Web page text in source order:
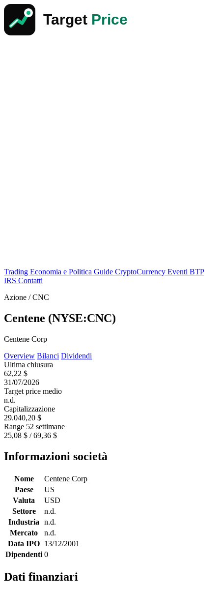
Trading Economia e Politica Guide CryptoCurrency Eventi BTP
IRS Contatti
Azione / CNC
Centene (NYSE:CNC)
Centene Corp
Overview Bilanci Dividendi
Ultima chiusura
62,22 $
31/07/2026
Target price medio
n.d.
Capitalizzazione
29.040,20 $
Range 52 settimane
25,08 $ / 69,36 $
Informazioni società
Nome
Centene Corp
Paese
US
Valuta
USD
Settore
n.d.
Industria
n.d.
Mercato
n.d.
Data IPO 13/12/2001
Dipendenti 0
Dati finanziari